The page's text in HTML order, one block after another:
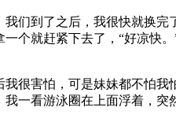
到了之后，我很快就换完
个就赶紧下去了，“好凉快
害怕，可是妹妹都不怕我
一看游泳圈在上面浮着，